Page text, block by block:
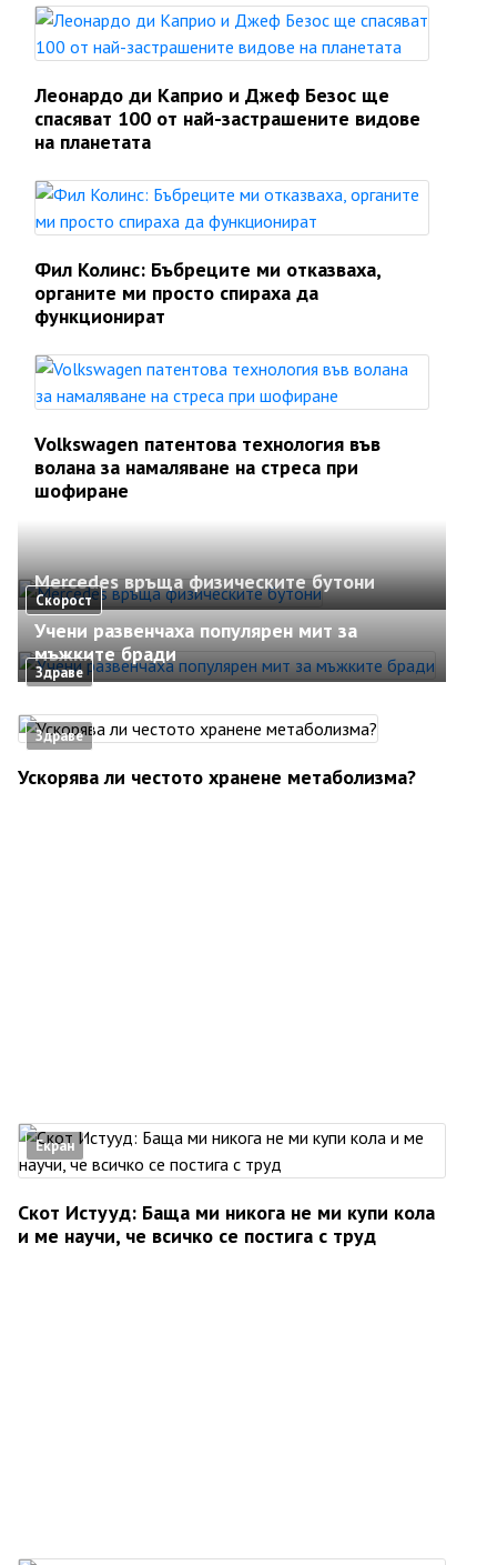
Леонардо ди Каприо и Джеф Безос ще
спасяват 100 от най-застрашените видове
на планетата
Фил Колинс: Бъбреците ми отказваха,
органите ми просто спираха да
функционират
Volkswagen патентова технология във
волана за намаляване на стреса при
шофиране
Скорост
Mercedes връща физическите бутони
Здраве
Учени развенчаха популярен мит за
мъжките бради
Здраве
Ускорява ли честото хранене метаболизма?
Екран
Скот Истууд: Баща ми никога не ми купи кола
и ме научи, че всичко се постига с труд